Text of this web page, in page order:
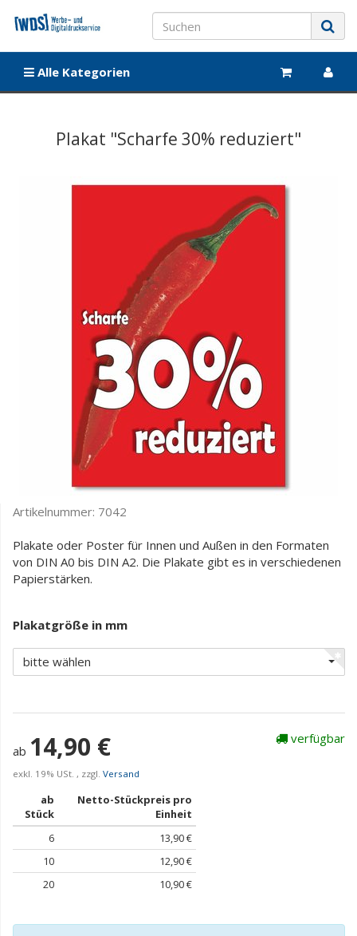
Alle Kategorien
Plakat "Scharfe 30% reduziert"
Artikelnummer: 7042
Plakate oder Poster für Innen und Außen in den Formaten
von DIN A0 bis DIN A2. Die Plakate gibt es in verschiedenen
Papierstärken.
Plakatgröße in mm
bitte wählen
ab 14,90 €
exkl. 19% USt. , zzgl. Versand
ab
Stück
Netto-Stückpreis pro
Einheit
6
13,90 €
10
12,90 €
20
10,90 €
verfügbar